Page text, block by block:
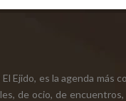
Ejido, es la agenda más
de ocio, de